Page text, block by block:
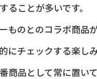
ることが多いです。
ものとのコラボ商品
にチェックする楽し
商品として常に置い